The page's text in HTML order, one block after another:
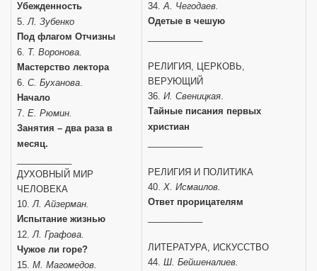
Убежденность
5.Л. Зубенко
Под флагом Отчизны
6. Т. Воронова.
Мастерство лектора
6. С. Буханова.
Начало
7. Е. Рюмин.
Занятия – два раза в
месяц.
ДУХОВНЫЙ МИР
ЧЕЛОВЕКА
10.Л. Айзерман.
Испытание жизнью
12.Л. Графова.
Чужое ли горе?
15. М. Магомедов.
34.А. Чегодаев.
Одетые в чешую
РЕЛИГИЯ, ЦЕРКОВЬ,
ВЕРУЮЩИЙ
36. И. Свеницкая.
Тайные писания первых
христиан
РЕЛИГИЯ И ПОЛИТИКА
40. Х. Исмаилов.
Ответ прорицателям
ЛИТЕРАТУРА, ИСКУССТВО
44. Ш. Бейшеналиев.